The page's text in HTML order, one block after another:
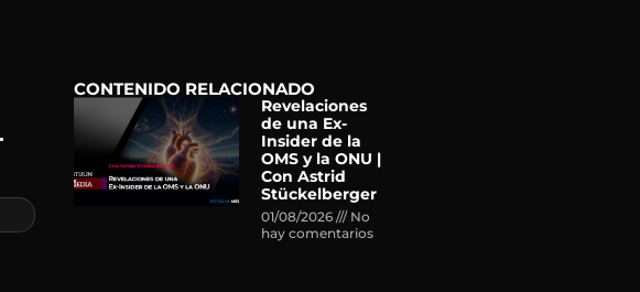
CONTENIDO RELACIONADO
Revelaciones
de una Ex-
Insider de la
OMS y la ONU |
Con Astrid
Stückelberger
01/08/2026
No
hay comentarios